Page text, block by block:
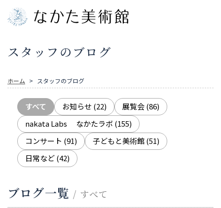
スタッフのブログ
ホーム スタッフのブログ
すべて お知らせ (22) 展覧会(86)
nakata Labs なかたラボ (155)
コンサート (91) 子どもと美術館(51)
日常など(42)
ブログ一覧 / すべて